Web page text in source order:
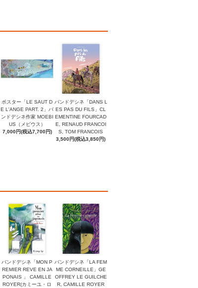
ポスター「LE SAUT D
E L'ANGE PART. 2」バ
ンドデシネ作家 MOEBI
US（メビウス）
7,000円(税込7,700円)
バンドデシネ「DANS L
ES PAS DU FILS」CL
EMENTINE FOURCAD
E, RENAUD FRANCOI
S, TOM FRANCOIS
3,500円(税込3,850円)
バンドデシネ「MON P
REMIER REVE EN JA
PONAIS 」 CAMILLE
ROYER(カミーユ・ロ
バンドデシネ「LA FEM
ME CORNEILLE」GE
OFFREY LE GUILCHE
R, CAMILLE ROYER